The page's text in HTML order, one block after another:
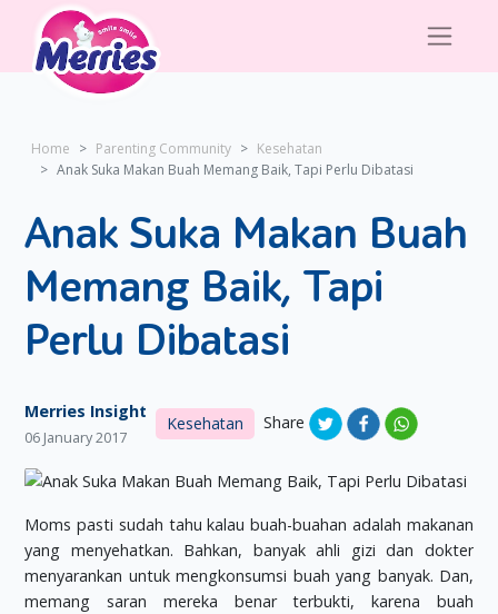
Home Parenting Community
Kesehatan
Anak Suka Makan Buah Memang Baik, Tapi Perlu Dibatasi
Anak Suka Makan Buah
Memang Baik, Tapi
Perlu Dibatasi
Merries Insight
06 January 2017
Kesehatan Share
Moms pasti sudah tahu kalau buah-buahan adalah makanan
yang menyehatkan. Bahkan, banyak ahli gizi dan dokter
menyarankan untuk mengkonsumsi buah yang banyak. Dan,
memang saran mereka benar terbukti, karena buah